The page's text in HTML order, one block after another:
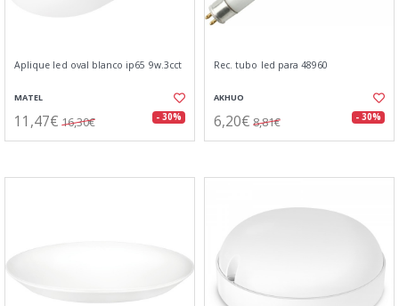
Aplique led oval blanco ip65 9w.3cct
MATEL
11,47€ 16,30€ - 30%
Rec. tubo led para 48960
AKHUO
6,20€ 8,81€ - 30%